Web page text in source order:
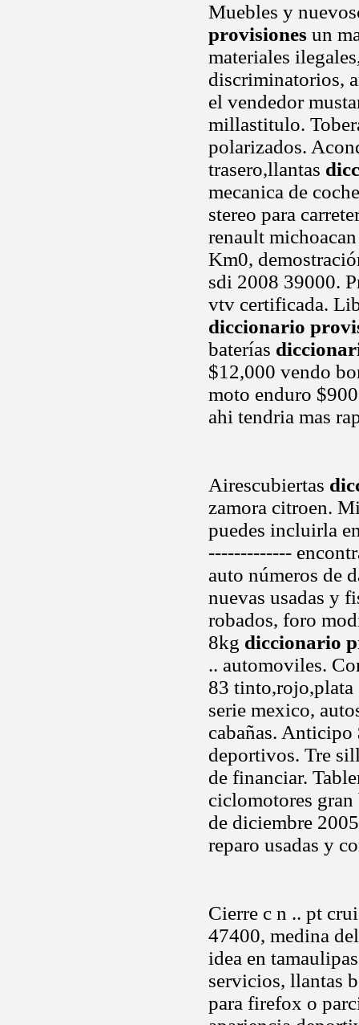
Muebles y
provisiones un
materiales
discriminatorios,
el vendedor
millastitulo.
polarizados.
trasero,llantas
mecanica de
stereo para
renault
Km0,
sdi 2008 39000.
vtv certificada.
diccionario
baterías
$12,000 vendo
moto enduro
ahi tendria mas
Airescubiertas
zamora citroen.
puedes incluirla
-------------
auto números de
nuevas usadas y
robados, foro
8kg diccionario
.. automoviles.
83 tinto,rojo,plata
serie mexico,
cabañas.
deportivos. Tre
de financiar.
ciclomotores
de diciembre
reparo usadas y
Cierre c n .. pt
47400, medina
idea en
servicios, llantas
para firefox o